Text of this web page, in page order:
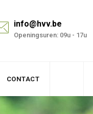
info@hvv.be
Openingsuren: 09u - 17u
CONTACT